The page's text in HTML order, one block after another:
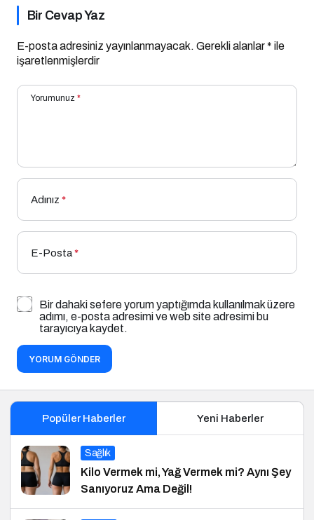
Bir Cevap Yaz
E-posta adresiniz yayınlanmayacak. Gerekli alanlar* ile
işaretlenmişlerdir
Yorumunuz *
Adınız *
E-Posta*
Bir dahaki sefere yorum yaptığımda kullanılmak üzere
adımı, e-posta adresimi ve web site adresimi bu
tarayıcıya kaydet.
YORUM GÖNDER
Popüler Haberler Yeni Haberler
Sağlık
Kilo Vermek mi, Yağ Vermek mi? Aynı Şey
Sanıyoruz Ama Değil!